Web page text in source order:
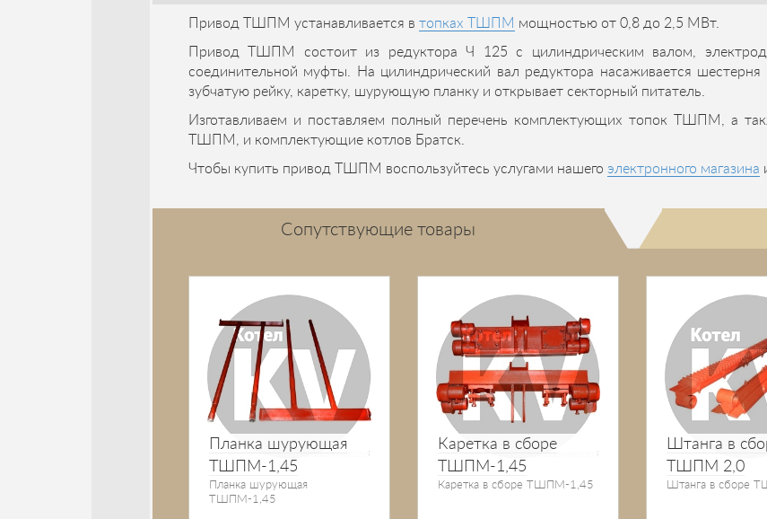
Привод ТШПМ устанавливается в топках ТШПМ мощностью от 0,8 до 2,5 МВт.
Привод ТШПМ состоит из редуктора Ч 125 с цилиндрическим валом,
соединительной муфты. На цилиндрический вал редуктора насаживается
зубчатую рейку, каретку, шурующую планку и открывает секторный питатель.
Изготавливаем и поставляем полный перечень комплектующих топок ТШПМ, а
ТШПМ, и комплектующие котлов Братск.
Чтобы купить привод ТШПМ воспользуйтесь услугами нашего электронного магазина
Сопутствующие товары
Планка шурующая
ТШПМ-1,45
Планка шурующая
ТШПМ-1,45
Каретка в сборе
ТШПМ-1,45
Каретка в сборе ТШПМ-1,45
Штанга в
ТШПМ 2,0
Штанга в сборе